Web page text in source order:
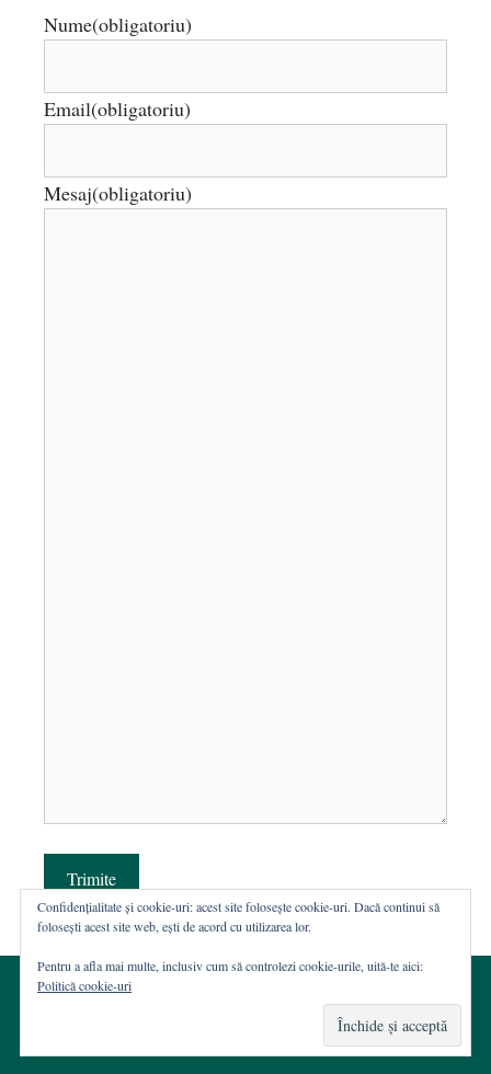
Nume(obligatoriu)
Email(obligatoriu)
Mesaj(obligatoriu)
Trimite
Web hosting şi dezvoltare Wordpress:
Casa de WEB
Confidențialitate și cookie-uri: acest site folosește cookie-uri. Dacă continui să
folosești acest site web, ești de acord cu utilizarea lor.
Pentru a afla mai multe, inclusiv cum să controlezi cookie-urile, uită-te aici:
Politică cookie-uri